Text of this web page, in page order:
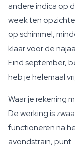
andere indica op
week ten
op schimmel,
klaar voor de
Eind september,
heb je helemaal
Waar je rekening
De werking is
functioneren na
avondstrain,